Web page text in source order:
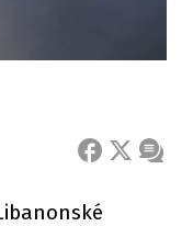
FACEBOOK
X